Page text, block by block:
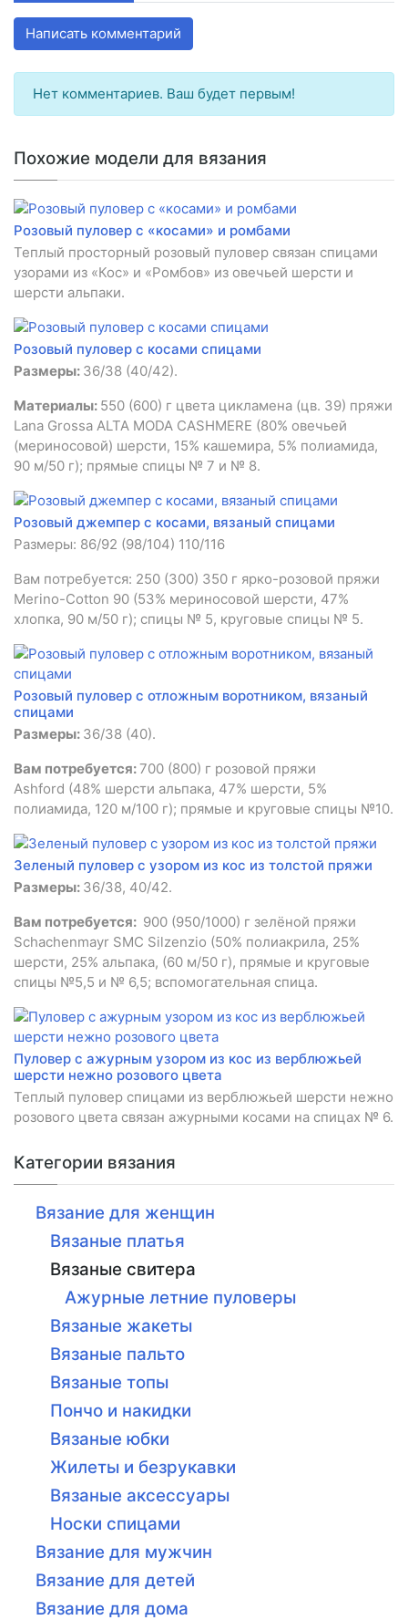
Написать комментарий
Нет комментариев. Ваш будет первым!
Похожие модели для вязания
Розовый пуловер с «косами» и ромбами
Теплый просторный розовый пуловер связан спицами
узорами из «Кос» и «Ромбов» из овечьей шерсти и
шерсти альпаки.
Розовый пуловер с косами спицами
Размеры: 36/38 (40/42).
Материалы: 550 (600) г цвета цикламена (цв. 39) пряжи
Lana Grossa ALTA MODA CASHMERE (80% овечьей
(мериносовой) шерсти, 15% кашемира, 5% полиамида,
90 м/50 г); прямые спицы № 7 и № 8.
Розовый джемпер с косами, вязаный спицами
Размеры: 86/92 (98/104) 110/116
Вам потребуется: 250 (300) 350 г ярко-розовой пряжи
Merino-Cotton 90 (53% мериносовой шерсти, 47%
хлопка, 90 м/50 г); спицы № 5, круговые спицы № 5.
Розовый пуловер с отложным воротником, вязаный
спицами
Размеры: 36/38 (40).
Вам потребуется:700 (800) г розовой пряжи
Ashford (48% шерсти альпака, 47% шерсти, 5%
полиамида, 120 м/100 г); прямые и круговые спицы №10.
Зеленый пуловер с узором из кос из толстой пряжи
Размеры: 36/38, 40/42.
Вам потребуется: 900 (950/1000) г зелёной пряжи
Schachenmayr SMC Silzenzio (50% полиакрила, 25%
шерсти, 25% альпака, (60 м/50 г), прямые и круговые
спицы №5,5 и № 6,5; вспомогательная спица.
Пуловер с ажурным узором из кос из верблюжьей
шерсти нежно розового цвета
Теплый пуловер спицами из верблюжьей шерсти нежно
розового цвета связан ажурными косами на спицах № 6.
Категории вязания
Вязание для женщин
Вязаные платья
Вязаные свитера
Ажурные летние пуловеры
Вязаные жакеты
Вязаные пальто
Вязаные топы
Пончо и накидки
Вязаные юбки
Жилеты и безрукавки
Вязаные аксессуары
Носки спицами
Вязание для мужчин
Вязание для детей
Вязание для дома